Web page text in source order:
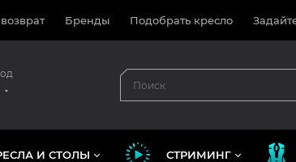
Бренды Подобрать кресло
И СТОЛЫ СТРИМИНГ